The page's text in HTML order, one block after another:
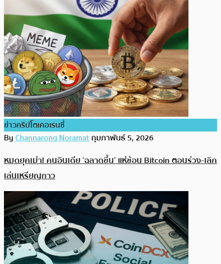
ข่าวคริปโตเคอเรนซี่
ByChannarong Noramatกุมภาพันธ์ 5, 2026
หมดยุคเม่า! คนอินเดีย ‘ฉลาดขึ้น’ แห่ช้อน Bitcoin ตอนร่วง-เลิก
เล่นเหรียญกาว